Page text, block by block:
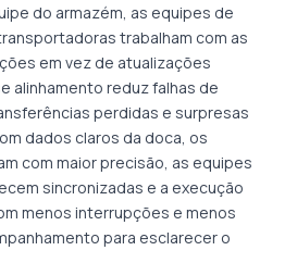
do armazém, as equipes de
trabalham com as
em vez de atualizações
alinhamento reduz falhas de
perdidas e surpresas
dados claros da doca, os
com maior precisão, as equipes
sincronizadas e a execução
menos interrupções e menos
para esclarecer o